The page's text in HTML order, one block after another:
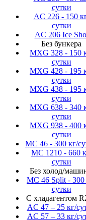
сутки
AC 226 - 150
сутки
AC 206 Ice
Без бункера
MXG 328 - 150
сутки
MXG 428 - 195
сутки
MXG 438 - 195
сутки
MXG 638 - 340
сутки
MXG 938 - 400
сутки
MC 46 - 300 кг/
MC 1210 - 660
сутки
Без холод/
MC 46 Split - 300
сутки
С хладагентом
AC 47 – 25 кг/
AC 57 – 33 кг/